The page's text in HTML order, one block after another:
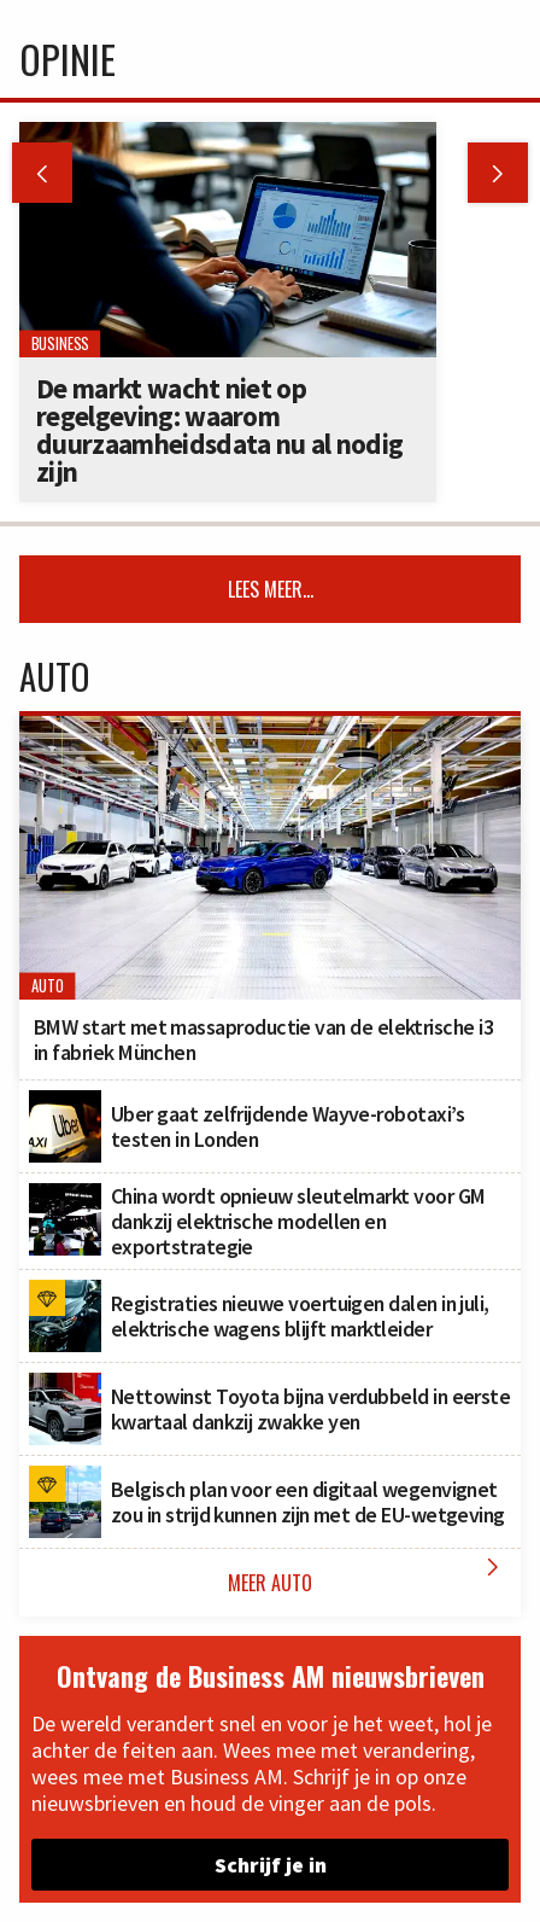
OPINIE
 
BUSINESS
De markt wacht niet op
regelgeving: waarom
duurzaamheidsdata nu al nodig
zijn
LEES MEER...
AUTO
AUTO
BMW start met massaproductie van de elektrische i3
in fabriek München
Uber gaat zelfrijdende Wayve-robotaxi’s
testen in Londen
China wordt opnieuw sleutelmarkt voor GM
dankzij elektrische modellen en
exportstrategie
Registraties nieuwe voertuigen dalen in juli,
elektrische wagens blijft marktleider
Nettowinst Toyota bijna verdubbeld in eerste
kwartaal dankzij zwakke yen
Belgisch plan voor een digitaal wegenvignet
zou in strijd kunnen zijn met de EU-wetgeving
MEER AUTO 
Ontvang de Business AM nieuwsbrieven
De wereld verandert snel en voor je het weet, hol je
achter de feiten aan. Wees mee met verandering,
wees mee met Business AM. Schrijf je in op onze
nieuwsbrieven en houd de vinger aan de pols.
Schrijf je in